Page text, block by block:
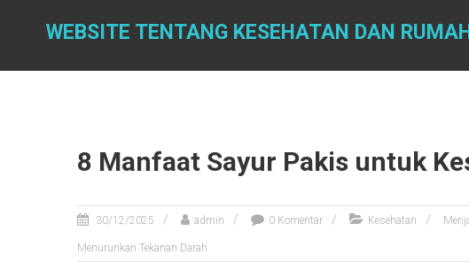
WEBSITE TENTANG KESEHATAN DAN
8 Manfaat Sayur Pakis untuk
30/12/2025 admin 0 Komentar Kesehatan
Menurunkan Tekanan Darah